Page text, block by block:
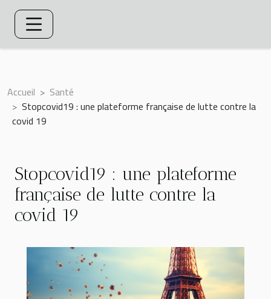
Accueil
Santé
Stopcovid19 : une plateforme française de lutte contre la
covid 19
Stopcovid19 : une plateforme
française de lutte contre la
covid 19